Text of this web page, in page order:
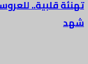
تهنئة قلبية..
شهد